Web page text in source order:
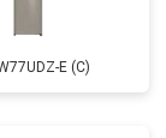
E (C)